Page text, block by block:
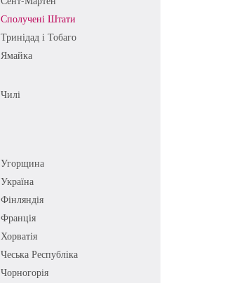
Сполучені Штати
Тринідад і Тобаго
Ямайка
Чилі
Угорщина
Україна
Фінляндія
Франція
Хорватія
Чеська Республіка
Чорногорія